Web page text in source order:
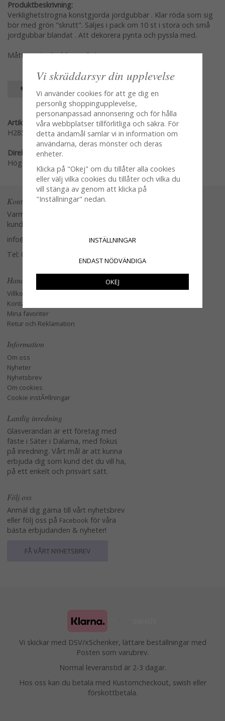
Produktbeskrivning:
Verklighetstrogna konstgjorda jordgubbar . Klar röda som sig
bör med grön "skrutt". Säljes i pack om 10 st i stora och små
jordgubbar blandat . Att dekorera pynta och pyssla med.
Mått per jordgubbe ca 2-4cm
SPARA SOM FAVORIT
Artikelnummer:
H285-R
Direktlänk:
Högerklicka och kopiera adressen
Kontakta oss
Varmt välkommen att kontakta vår
kundtjänst.
info@glasverandan.se
Tel: 079-3495968
Handla
Villkor
Kontakta oss
Mina favoriter
Retur och Reklamation
Information
Om oss
Nyheter
Nyhetsbrev
Om cookies
Cookie instÃ¤llningar
Lantlig inredning
Glasverandan är ett företag med
fäste i Säter i Dalarna, med fokus
på inredning. Vårt mål är att kunna
erbjuda dig som kund det du vill ha,
på ett enkelt och prisvärt sätt.
Följ oss
Anmäl dig gärna till vårt nyhetsbrev
eller följ oss på Facebook för våra
bästa erbjudanden & nyheter!
FÅ VÅRT NYHETSBREV
Vi skickar med DSV/xSchenker, lättare beställningar med
Posten som varubrev.
Normal leveranstid är 2-3 dagar.
Hos oss kan du betala med Kustomcheckout, swish eller
förskottbetala.
Vi skräddarsyr din upplevelse
Vi använder cookies för att ge dig en
personlig shoppingupplevelse,
personanpassad annonsering och för hålla
våra webbplatser tillförlitliga och säkra. För
detta ändamål samlar vi in information om
användarna, deras mönster och deras
enheter.
Klicka på "Okej" om du tillåter alla cookies
eller välj vilka cookies du tillåter och vilka du
vill stänga av genom att klicka på
"Inställningar" nedan.
INSTÄLLNINGAR
ENDAST NÖDVÄNDIGA
OKEJ